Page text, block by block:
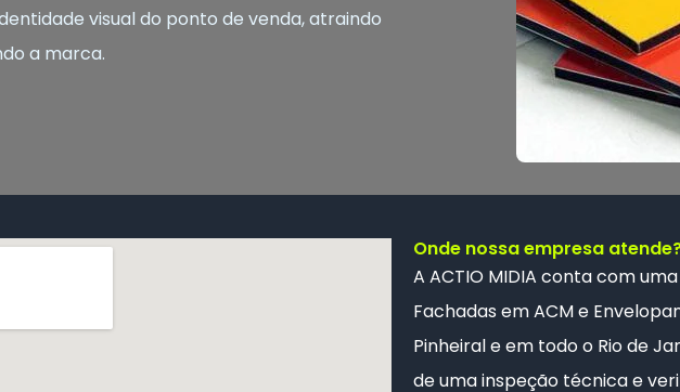
visual do ponto de venda, atraindo
a marca.
Onde nossa empresa
A ACTIO MIDIA conta com uma
Fachadas em ACM e
Pinheiral e em todo o Rio de
de uma inspeção técnica e